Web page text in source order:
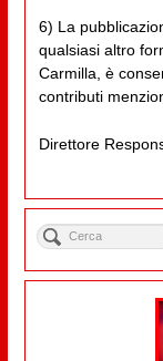
6) La
qualsiasi altro
Carmilla, è
contributi
Direttore